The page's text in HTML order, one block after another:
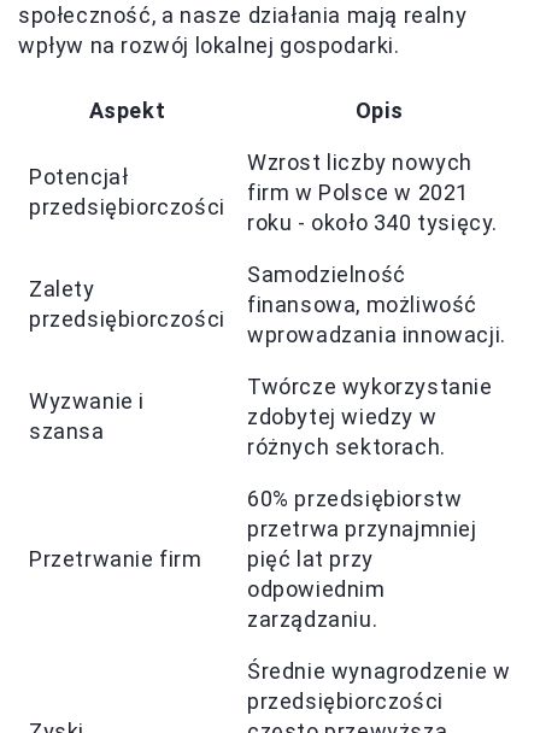
społeczność, a nasze działania mają realny
wpływ na rozwój lokalnej gospodarki.
Aspekt Opis
Potencjał
przedsiębiorczości
Wzrost liczby nowych
firm w Polsce w 2021
roku - około 340 tysięcy.
Zalety
przedsiębiorczości
Samodzielność
finansowa, możliwość
wprowadzania innowacji.
Wyzwanie i
szansa
Twórcze wykorzystanie
zdobytej wiedzy w
różnych sektorach.
Przetrwanie firm
60% przedsiębiorstw
przetrwa przynajmniej
pięć lat przy
odpowiednim
zarządzaniu.
Średnie wynagrodzenie w
przedsiębiorczości